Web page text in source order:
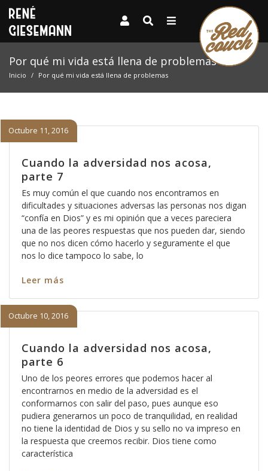
Por qué mi vida está llena de problemas
Inicio Por qué mi vida está llena de problemas
Cuando la adversidad nos acosa,
parte 7
Octubre 11, 2016
Es muy común el que cuando nos encontramos en
dificultades y situaciones adversas las personas nos digan
“confía en Dios” y es mi opinión que a veces pareciera
una de las peores respuestas que nos pueden dar, siendo
que no nos dicen cómo hacerlo y seguramente el que
nos lo dice tampoco lo sabe, lo
Leer más
Cuando la adversidad nos acosa,
parte 6
Octubre 10, 2016
Uno de los peores errores que podemos hacer al
encontrarnos en medio de la adversidad es el
conformarnos con salir del paso, pues aunque eso
pudiera generarnos un poco de tranquilidad, en realidad
no tiene la identidad de Dios y su sello no va impreso en
la respuesta que creemos recibir. Dios tiene como
característica